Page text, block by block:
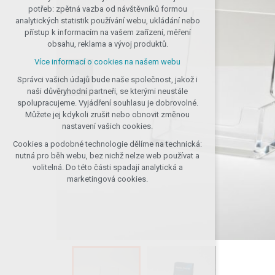
udržení kontextu stránek (session): případná
přihlášení, volby jazyka, apod.
Volitelná cookies
analytická pro anonymizované vyhodnocení
návštěvnosti
marketingová cookies (Google, Seznam,
Facebook)
Více informací o cookies na našem webu
PŘIJMOUT VŠECHNY COOKIES
ODMÍTNOUT VOLITELNÁ
potřeb: zpětná vazba od návštěvníků formou
analytických statistik používání webu, ukládání nebo
přístup k informacím na vašem zařízení, měření
obsahu, reklama a vývoj produktů.
Více informací o cookies na našem webu
Správci vašich údajů bude naše společnost, jakož i
naši důvěryhodní partneři, se kterými neustále
spolupracujeme. Vyjádření souhlasu je dobrovolné.
Můžete jej kdykoli zrušit nebo obnovit změnou
nastavení vašich cookies.
Cookies a podobné technologie dělíme na technická:
nutná pro běh webu, bez nichž nelze web používat a
volitelná. Do této části spadají analytická a
marketingová cookies.